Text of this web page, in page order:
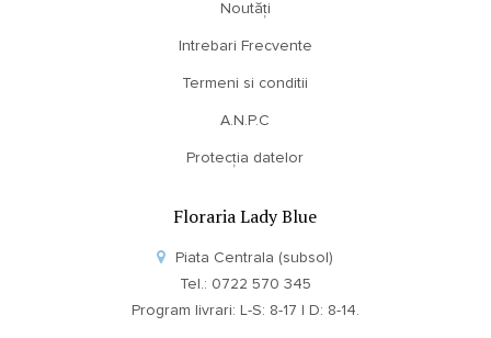
Noutăți
Intrebari Frecvente
Termeni si conditii
A.N.P.C
Protecția datelor
Floraria Lady Blue
Piata Centrala (subsol)
Tel.: 0722 570 345
Program livrari: L-S: 8-17 | D: 8-14.